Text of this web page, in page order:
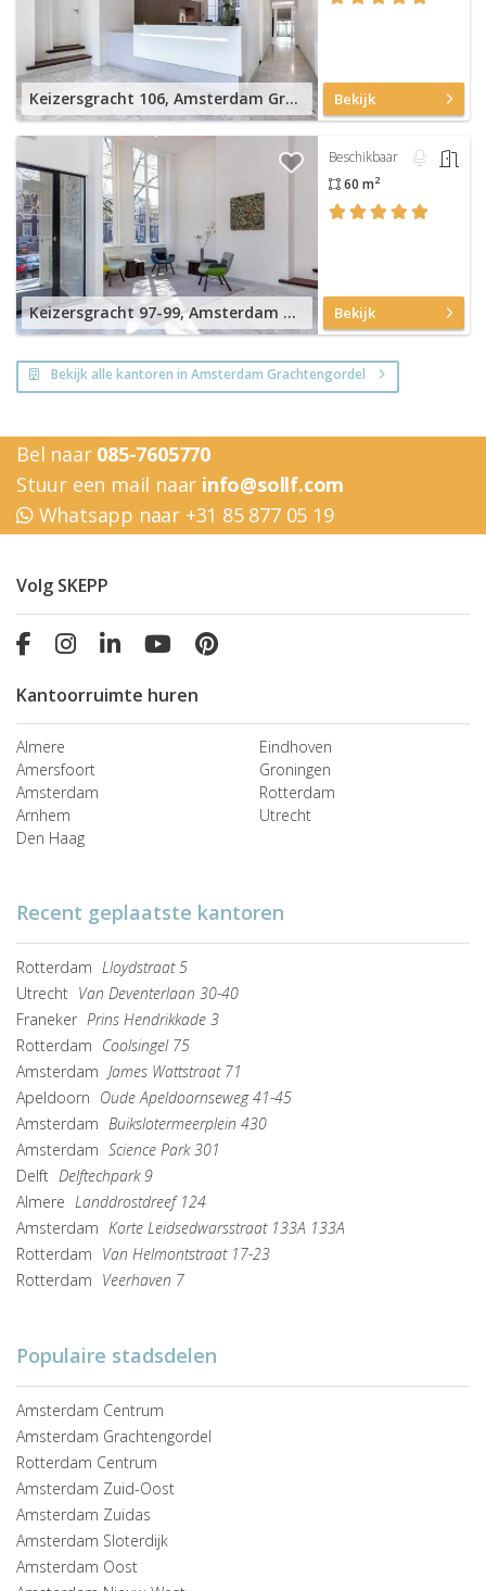
Keizersgracht 106, Amsterdam Grachtengordel Bekijk
Keizersgracht 97-99, Amsterdam Grachtengordel
Beschikbaar
60 m2
Bekijk
Bekijk alle kantoren in Amsterdam Grachtengordel
Bel naar 085-7605770
Stuur een mail naar info@sollf.com
Whatsapp naar +31 85 877 05 19
Volg SKEPP
Kantoorruimte huren
Almere
Amersfoort
Amsterdam
Arnhem
Den Haag
Eindhoven
Groningen
Rotterdam
Utrecht
Recent geplaatste kantoren
Rotterdam Lloydstraat 5
Utrecht Van Deventerlaan 30-40
Franeker Prins Hendrikkade 3
Rotterdam Coolsingel 75
Amsterdam James Wattstraat 71
Apeldoorn Oude Apeldoornseweg 41-45
Amsterdam Buikslotermeerplein 430
Amsterdam Science Park 301
Delft Delftechpark 9
Almere Landdrostdreef 124
Amsterdam Korte Leidsedwarsstraat 133A 133A
Rotterdam Van Helmontstraat 17-23
Rotterdam Veerhaven 7
Populaire stadsdelen
Amsterdam Centrum
Amsterdam Grachtengordel
Rotterdam Centrum
Amsterdam Zuid-Oost
Amsterdam Zuidas
Amsterdam Sloterdijk
Amsterdam Oost